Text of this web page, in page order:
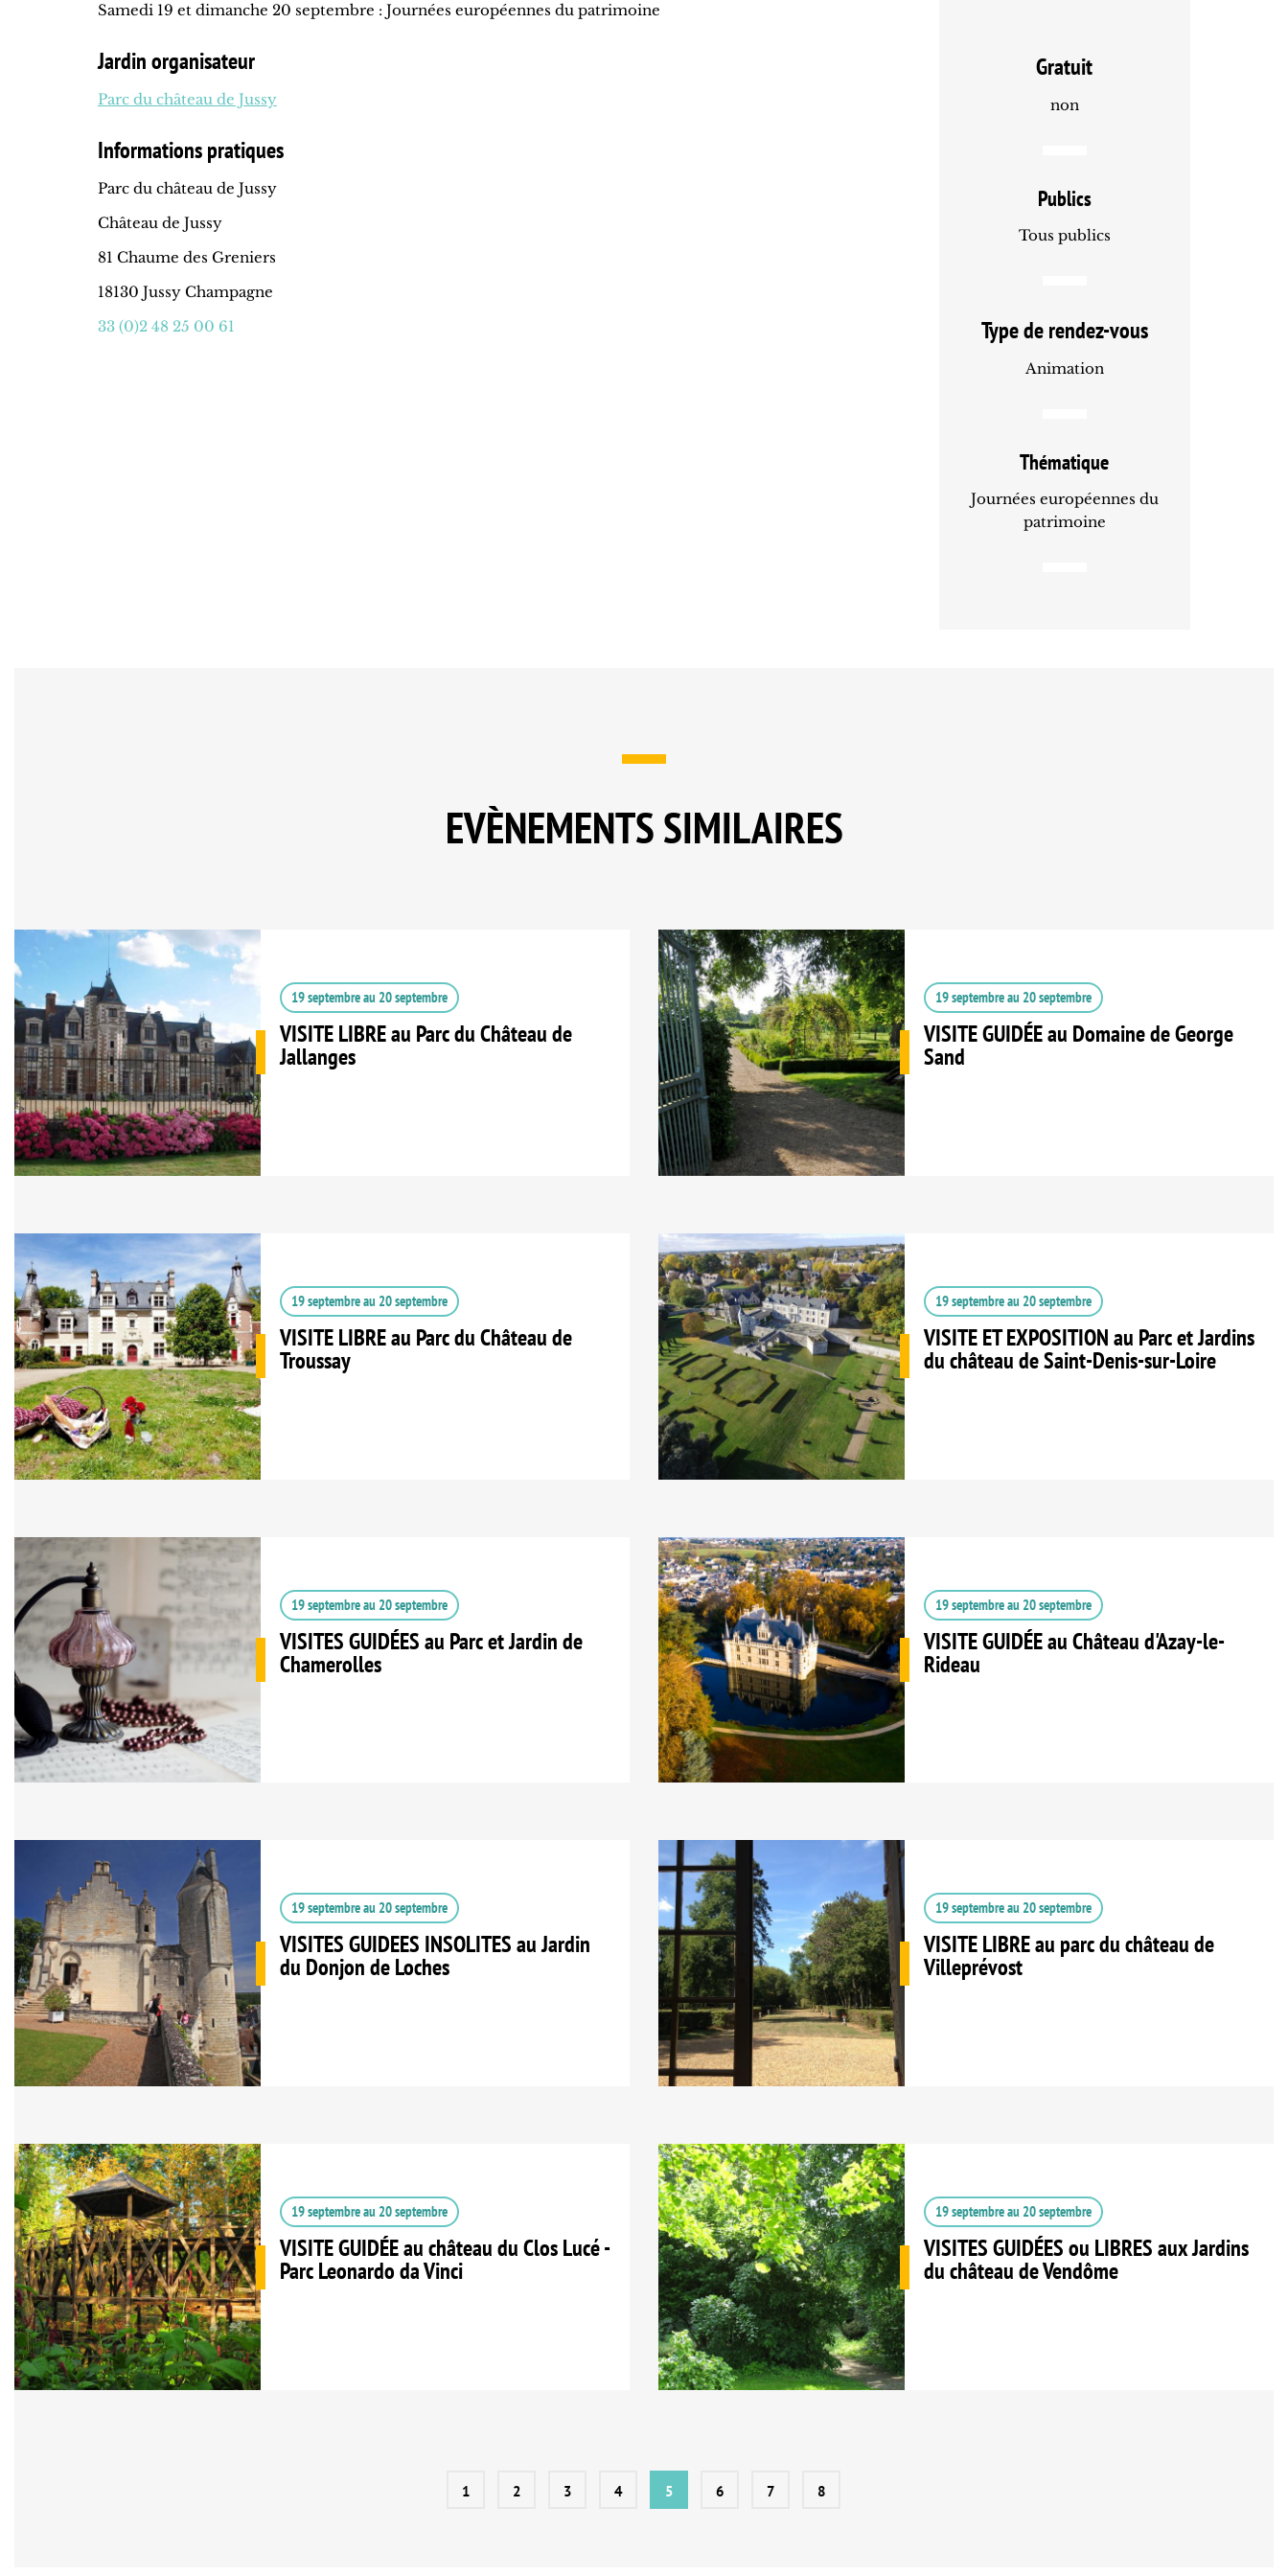
Samedi 19 et dimanche 20 septembre : Journées européennes du patrimoine
Jardin organisateur
Parc du château de Jussy
Informations pratiques
Parc du château de Jussy
Château de Jussy
81 Chaume des Greniers
18130 Jussy Champagne
33 (0)2 48 25 00 61
Gratuit
non
Publics
Tous publics
Type de rendez-vous
Animation
Thématique
Journées européennes du
patrimoine
EVÈNEMENTS SIMILAIRES
19 septembreau 20 septembre
VISITE LIBRE au Parc du Château de
Jallanges
19 septembreau 20 septembre
VISITE GUIDÉE au Domaine de George
Sand
19 septembreau 20 septembre
VISITE LIBRE au Parc du Château de
Troussay
19 septembreau 20 septembre
VISITE ET EXPOSITION au Parc et Jardins
du château de Saint-Denis-sur-Loire
19 septembreau 20 septembre
VISITES GUIDÉES au Parc et Jardin de
Chamerolles
19 septembreau 20 septembre
VISITE GUIDÉE au Château d'Azay-le-
Rideau
19 septembreau 20 septembre
VISITES GUIDEES INSOLITES au Jardin
du Donjon de Loches
19 septembreau 20 septembre
VISITE LIBRE au parc du château de
Villeprévost
19 septembreau 20 septembre
VISITE GUIDÉE au château du Clos Lucé -
Parc Leonardo da Vinci
19 septembreau 20 septembre
VISITES GUIDÉES ou LIBRES aux Jardins
du château de Vendôme
1 2 3 4 5 6 7 8